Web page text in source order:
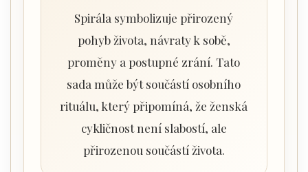
Spirála symbolizuje přirozený
pohyb života, návraty k sobě,
proměny a postupné zrání. Tato
sada může být součástí osobního
rituálu, který připomíná, že ženská
cykličnost není slabostí, ale
přirozenou součástí života.